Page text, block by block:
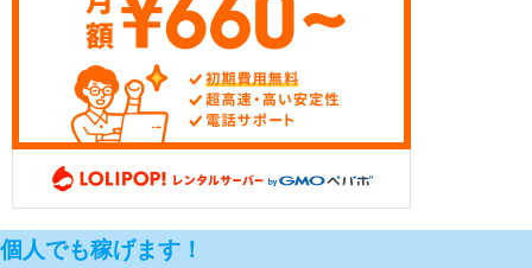
個人でも稼げます！